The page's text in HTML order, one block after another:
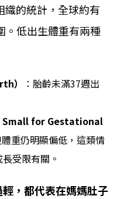
織的統計，全球約有
。低出生體重有兩種
）
：胎齡未滿37週出
Small for Gestational
重仍明顯偏低，這類情
受限有關。
，都代表在媽媽肚子